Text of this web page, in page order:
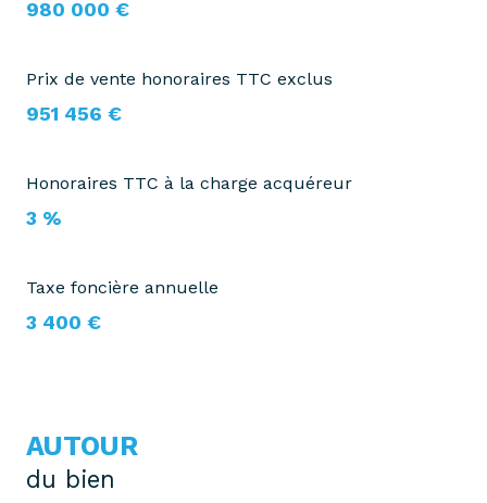
980 000 €
Prix de vente honoraires TTC exclus
951 456 €
Honoraires TTC à la charge acquéreur
3 %
Taxe foncière annuelle
3 400 €
AUTOUR
du bien